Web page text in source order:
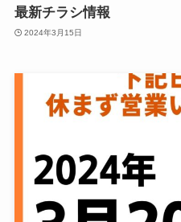
最新チラシ情報
2024年3月15日